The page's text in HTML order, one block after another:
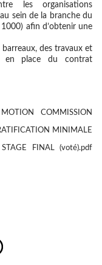
les organisations
sein de la branche du
afin d’obtenir une
des travaux et
en place du contrat
COMMISSION
MINIMALE
FINAL (voté).pdf